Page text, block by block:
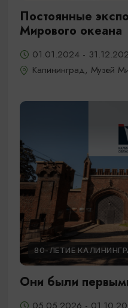
Постоянные
Мирового океана
01.01.2024 -
Калининград, Музей
80-ЛЕТИЕ
Они были